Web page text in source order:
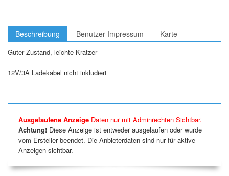
Beschreibung Benutzer Impressum Karte
Guter Zustand, leichte Kratzer
12V/3A Ladekabel nicht inkludiert
Ausgelaufene Anzeige Daten nur mit Adminrechten Sichtbar.
Achtung! Diese Anzeige ist entweder ausgelaufen oder wurde
vom Ersteller beendet. Die Anbieterdaten sind nur für aktive
Anzeigen sichtbar.